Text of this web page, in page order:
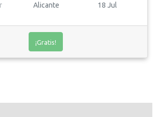
Alicante 18 Jul
¡Gratis!